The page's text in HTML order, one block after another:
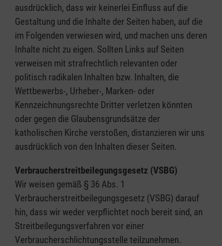
ausdrücklich, dass wir keinerlei Einfluss auf die
Gestaltung und die Inhalte der Seiten haben, auf die
im Folgenden verwiesen wird, und machen uns deren
Inhalte nicht zu eigen. Sollten Links auf Seiten
verweisen mit strafrechtlich relevanten oder
politisch radikalen Inhalten bzw. Inhalten, die
Wettbewerbs-, Urheber-, Marken- oder
Kennzeichnungsrechte Dritter verletzen könnten
oder gegen die Glaubensgrundsätze der
katholischen Kirche verstoßen, distanzieren wir uns
ausdrücklich von den Inhalten dieser Seiten.
Verbraucherstreitbeilegungsgesetz (VSBG)
Wir weisen gemäß § 36 Abs. 1
Verbraucherstreitbeilegungsgesetz (VSBG) darauf
hin, dass wir weder verpflichtet noch bereit sind, an
Streitbeilegungsverfahren vor einer
Verbraucherschlichtungsstelle teilzunehmen.